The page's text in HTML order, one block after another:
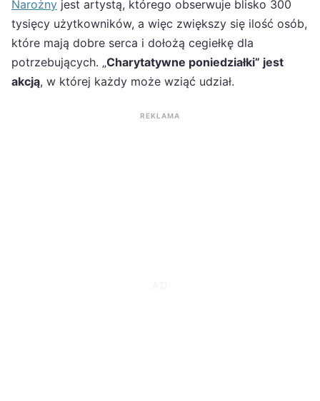
Narożny jest artystą, którego obserwuje blisko 300
tysięcy użytkowników, a więc zwiększy się ilość osób,
które mają dobre serca i dołożą cegiełkę dla
potrzebujących. „Charytatywne poniedziałki” jest
akcją, w której każdy może wziąć udział.
REKLAMA